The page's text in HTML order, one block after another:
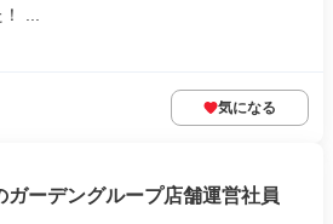
...
気になる
ガーデングループ店舗運営社員